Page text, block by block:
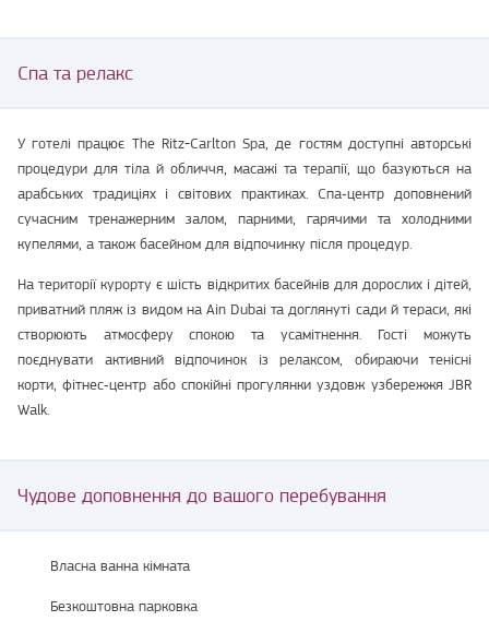
Спа та релакс
У готелі працює The Ritz-Carlton Spa, де гостям доступні авторські
процедури для тіла й обличчя, масажі та терапії, що базуються на
арабських традиціях і світових практиках. Спа‑центр доповнений
сучасним тренажерним залом, парними, гарячими та холодними
купелями, а також басейном для відпочинку після процедур.
На території курорту є шість відкритих басейнів для дорослих і дітей,
приватний пляж із видом на Ain Dubai та доглянуті сади й тераси, які
створюють атмосферу спокою та усамітнення. Гості можуть
поєднувати активний відпочинок із релаксом, обираючи тенісні
корти, фітнес‑центр або спокійні прогулянки уздовж узбережжя JBR
Walk.
Чудове доповнення до вашого перебування
Власна ванна кімната
Безкоштовна парковка